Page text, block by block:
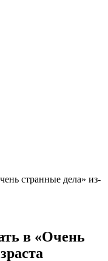
странные дела» из-
в «Очень